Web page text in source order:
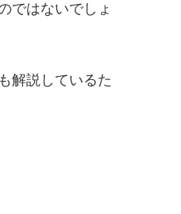
ではないでしょ
解説しているた